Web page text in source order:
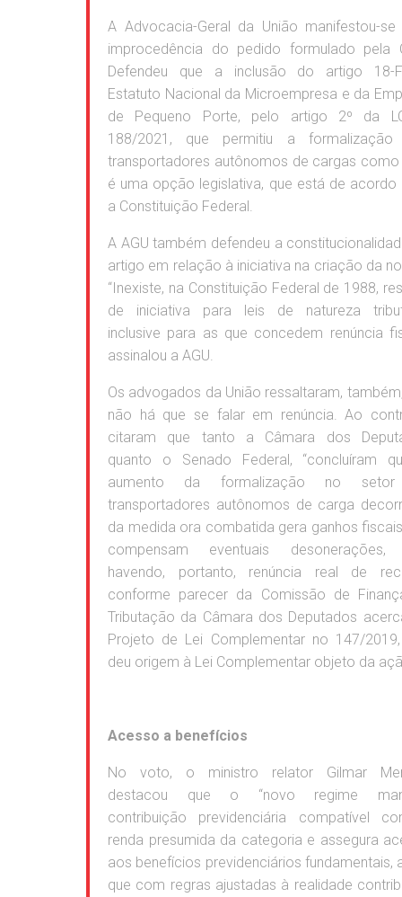
A Advocacia-Geral da União manifestou-se
improcedência do pedido formulado pela
Defendeu que a inclusão do artigo 18-
Estatuto Nacional da Microempresa e da
de Pequeno Porte, pelo artigo 2º da
188/2021, que permitiu a formalização
transportadores autônomos de cargas como
é uma opção legislativa, que está de acordo
a Constituição Federal.
A AGU também defendeu a
artigo em relação à iniciativa na criação da
“Inexiste, na Constituição Federal de 1988,
de iniciativa para leis de natureza
inclusive para as que concedem renúncia
assinalou a AGU.
Os advogados da União ressaltaram,
não há que se falar em renúncia. Ao
citaram que tanto a Câmara dos
quanto o Senado Federal, “concluíram
aumento da formalização no
transportadores autônomos de carga
da medida ora combatida gera ganhos
compensam eventuais desonerações,
havendo, portanto, renúncia real de
conforme parecer da Comissão de
Tributação da Câmara dos Deputados
Projeto de Lei Complementar no 147/
deu origem à Lei Complementar objeto da
Acesso a benefícios
No voto, o ministro relator Gilmar
destacou que o “novo regime
contribuição previdenciária compatível
renda presumida da categoria e assegura
aos benefícios previdenciários fundamentais,
que com regras ajustadas à realidade